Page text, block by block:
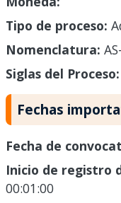
Tipo de proceso:
Nomenclatura:
Siglas del Proceso:
Fechas
Fecha de
Inicio de registro
00:01:00